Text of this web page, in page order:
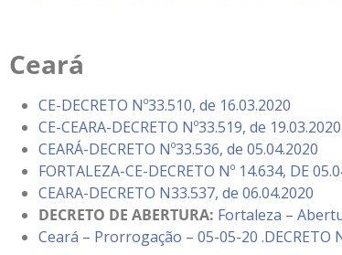
Ceará
CE-DECRETO Nº33.510, de 16.03.2020
CE-CEARA-DECRETO Nº33.519, de 19.03.2020
CEARÁ-DECRETO Nº33.536, de 05.04.2020
FORTALEZA-CE-DECRETO Nº 14.634, DE
CEARA-DECRETO N33.537, de 06.04.2020
DECRETO DE ABERTURA: Fortaleza –
Ceará – Prorrogação – 05-05-20 .DECRETO